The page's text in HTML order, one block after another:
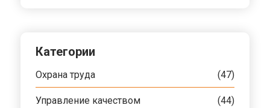
Категории
Охрана труда (47)
Управление качеством (44)